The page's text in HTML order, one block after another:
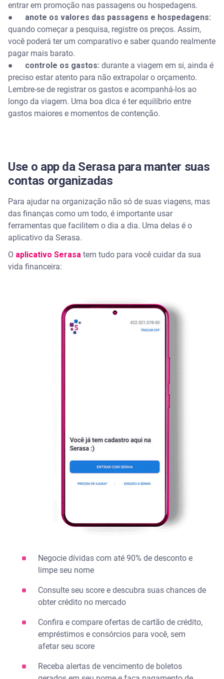
entrar em promoção nas passagens ou hospedagens.
● anote os valores das passagens e hospedagens:
quando começar a pesquisa, registre os preços. Assim,
você poderá ter um comparativo e saber quando realmente
pagar mais barato.
● controle os gastos: durante a viagem em si, ainda é
preciso estar atento para não extrapolar o orçamento.
Lembre-se de registrar os gastos e acompanhá-los ao
longo da viagem. Uma boa dica é ter equilíbrio entre
gastos maiores e momentos de contenção.
Use o app da Serasa para manter suas
contas organizadas
Para ajudar na organização não só de suas viagens, mas
das finanças como um todo, é importante usar
ferramentas que facilitem o dia a dia. Uma delas é o
aplicativo da Serasa.
O aplicativo Serasa tem tudo para você cuidar da sua
vida financeira:
Negocie dívidas com até 90% de desconto e
limpe seu nome​
Consulte seu score e descubra suas chances de
obter crédito no mercado​
Confira e compare ofertas de cartão de crédito,
empréstimos e consórcios para você, sem
afetar seu score​
Receba alertas de vencimento de boletos